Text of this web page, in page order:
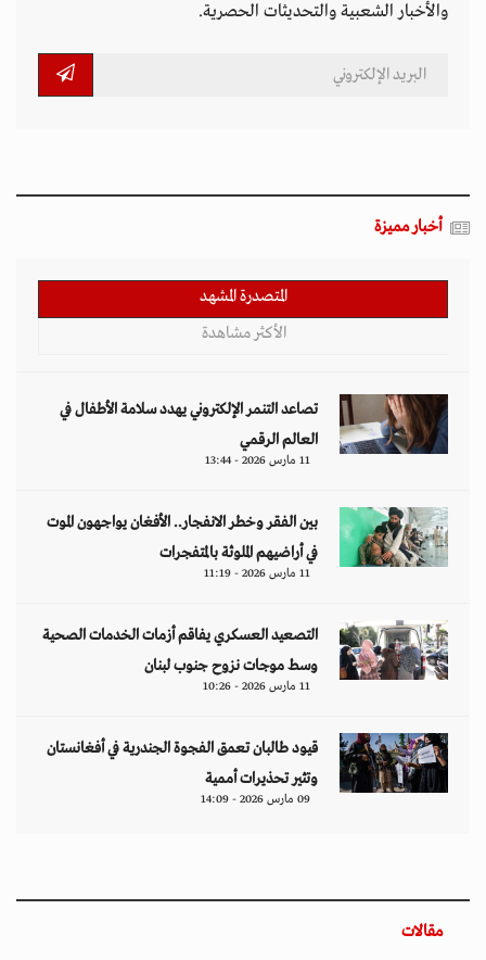
والأخبار الشعبية والتحديثات الحصرية.
أخبار مميزة
المتصدرة المشهد
الأكثر مشاهدة
تصاعد التنمر الإلكتروني يهدد سلامة الأطفال في
العالم الرقمي
11 مارس 2026 - 13:44
بين الفقر وخطر الانفجار.. الأفغان يواجهون الموت
في أراضيهم الملوثة بالمتفجرات
11 مارس 2026 - 11:19
التصعيد العسكري يفاقم أزمات الخدمات الصحية
وسط موجات نزوح جنوب لبنان
11 مارس 2026 - 10:26
قيود طالبان تعمق الفجوة الجندرية في أفغانستان
وتثير تحذيرات أممية
09 مارس 2026 - 14:09
مقالات